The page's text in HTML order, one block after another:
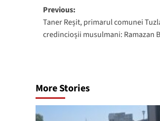
Post
navigation
Previous:
Taner Reșit, primarul comunei
credincioșii musulmani: Ramazan
More Stories